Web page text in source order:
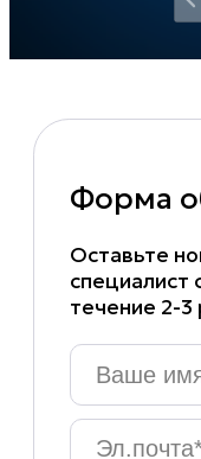
Форма
Оставьте
специалист
течение 2-3
Ваше
имя*
Эл.почта